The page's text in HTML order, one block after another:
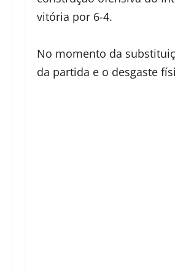
vitória por 6-4.
No momento da
da partida e o desgaste